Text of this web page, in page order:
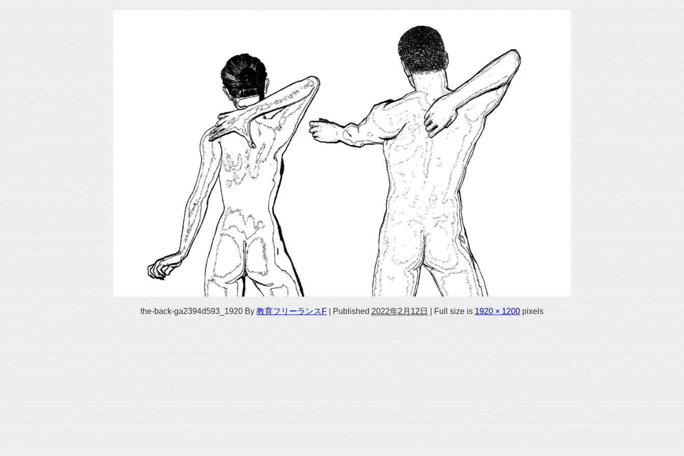
the-back-ga2394d593_1920 By 教育フリーランスF | Published 2022年2月12日 | Full size is 1920 × 1200 pixels